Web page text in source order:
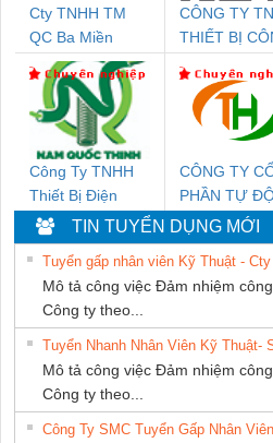
Cty TNHH TM
QC Ba Miền
CÔNG TY
THIẾT BỊ
SETSUBI
NAM
Công Ty TNHH
Thiết Bị Điện
Nam Quốc Thịnh
CÔNG TY
PHẦN TỰ
TIẾN HƯNG
TIN TUYỂN DỤNG MỚI
Tuyển gấp nhân viên Kỹ Thuật -
Mô tả công việc Đảm nhiệm
Công ty theo...
Tuyển Nhanh Nhân Viên Kỹ Thuật-
Mô tả công việc Đảm nhiệm
Công ty theo...
Công Ty SMC Tuyển Gấp Nhân